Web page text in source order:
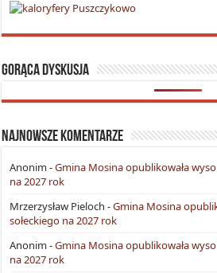
Gorąca dyskusja
Najnowsze komentarze
Anonim -Gmina Mosina opublikowała
na 2027 rok
Mrzerzysław Pieloch -Gmina Mosina
sołeckiego na 2027 rok
Anonim -Gmina Mosina opublikowała
na 2027 rok